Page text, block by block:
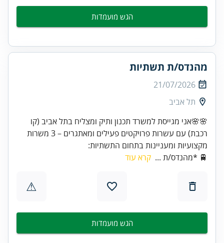
הגש מועמדות
מהנדס/ת תשתיות
21/07/2026
תל אביב
🌸🌸אני מגייסת למשרד תכנון ותיק ומצליח בתל אביב (קו
רכבת) עם עשרות פרויקטים פעילים ומאתגרים – 3 משרות
מקצועיות ומעניינות בתחום התשתיות:
🚆 *מהנדס/ת ... קרא עוד
⚠
הגש מועמדות